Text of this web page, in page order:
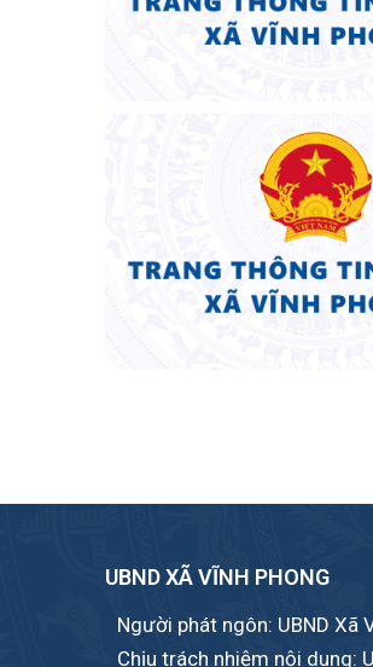
UBND XÃ VĨNH PHONG
Người phát ngôn: UBND Xã
Chịu trách nhiệm nội dung: